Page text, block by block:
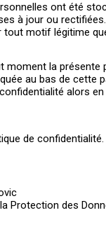
ont été
à jour ou
motif légitime
la
au bas de
alors
de confidentialité.
Protection des